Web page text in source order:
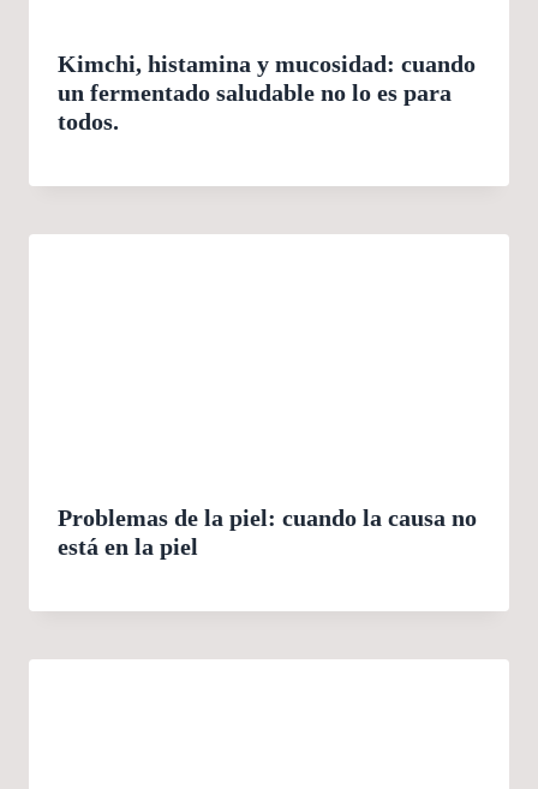
Kimchi, histamina y mucosidad: cuando
un fermentado saludable no lo es para
todos.
Problemas de la piel: cuando la causa no
está en la piel